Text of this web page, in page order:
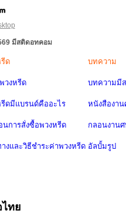
มีสติดอทคอม
ด
วงหรีด
ดมีแบรนด์คืออะไร
การสั่งซื้อพวงหรีด
งและวิธีชำระค่าพวงหรีด
บทความ
บทความมี
หนังสืองาน
กลอนงาน
อัลบั้มรูป
ทย